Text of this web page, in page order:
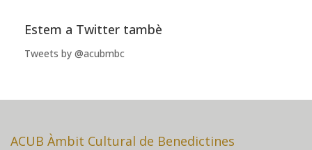
Estem a Twitter tambè
Tweets by @acubmbc
ACUB Àmbit Cultural de Benedictines